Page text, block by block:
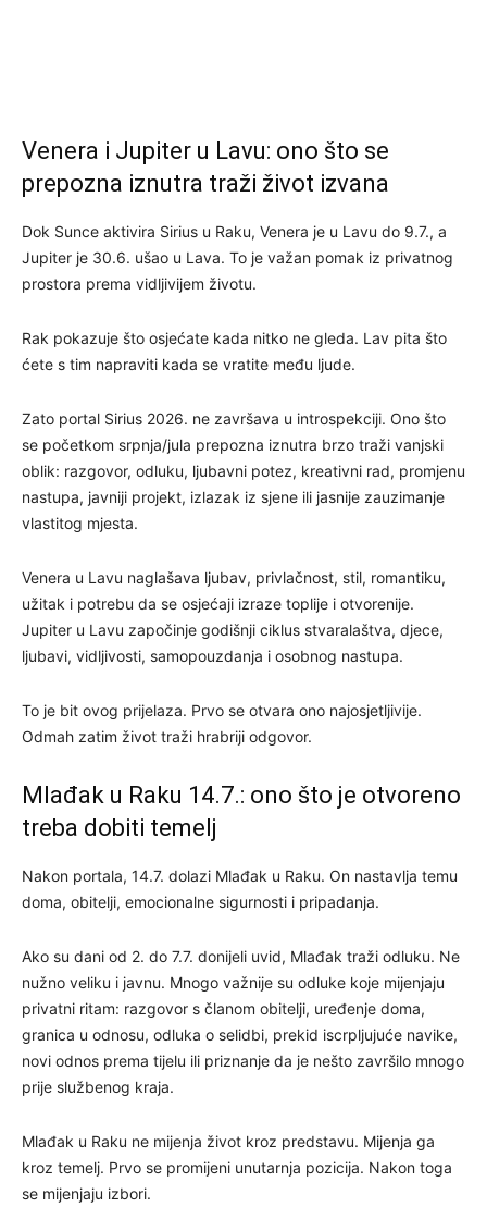
Venera i Jupiter u Lavu: ono što se
prepozna iznutra traži život izvana
Dok Sunce aktivira Sirius u Raku, Venera je u Lavu do 9.7., a
Jupiter je 30.6. ušao u Lava. To je važan pomak iz privatnog
prostora prema vidljivijem životu.
Rak pokazuje što osjećate kada nitko ne gleda. Lav pita što
ćete s tim napraviti kada se vratite među ljude.
Zato portal Sirius 2026. ne završava u introspekciji. Ono što
se početkom srpnja/jula prepozna iznutra brzo traži vanjski
oblik: razgovor, odluku, ljubavni potez, kreativni rad, promjenu
nastupa, javniji projekt, izlazak iz sjene ili jasnije zauzimanje
vlastitog mjesta.
Venera u Lavu naglašava ljubav, privlačnost, stil, romantiku,
užitak i potrebu da se osjećaji izraze toplije i otvorenije.
Jupiter u Lavu započinje godišnji ciklus stvaralaštva, djece,
ljubavi, vidljivosti, samopouzdanja i osobnog nastupa.
To je bit ovog prijelaza. Prvo se otvara ono najosjetljivije.
Odmah zatim život traži hrabriji odgovor.
Mlađak u Raku 14.7.: ono što je otvoreno
treba dobiti temelj
Nakon portala, 14.7. dolazi Mlađak u Raku. On nastavlja temu
doma, obitelji, emocionalne sigurnosti i pripadanja.
Ako su dani od 2. do 7.7. donijeli uvid, Mlađak traži odluku. Ne
nužno veliku i javnu. Mnogo važnije su odluke koje mijenjaju
privatni ritam: razgovor s članom obitelji, uređenje doma,
granica u odnosu, odluka o selidbi, prekid iscrpljujuće navike,
novi odnos prema tijelu ili priznanje da je nešto završilo mnogo
prije službenog kraja.
Mlađak u Raku ne mijenja život kroz predstavu. Mijenja ga
kroz temelj. Prvo se promijeni unutarnja pozicija. Nakon toga
se mijenjaju izbori.